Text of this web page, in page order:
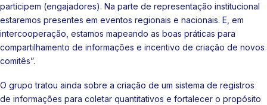
participem (engajadores). Na parte de representação institucional
estaremos presentes em eventos regionais e nacionais. E, em
intercooperação, estamos mapeando as boas práticas para
compartilhamento de informações e incentivo de criação de novos
comitês”.
O grupo tratou ainda sobre a criação de um sistema de registros
de informações para coletar quantitativos e fortalecer o propósito